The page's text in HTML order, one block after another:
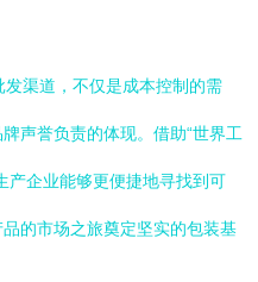
渠道，不仅是成本控制的需
声誉负责的体现。借助“世界工
产企业能够更便捷地寻找到可
的市场之旅奠定坚实的包装基